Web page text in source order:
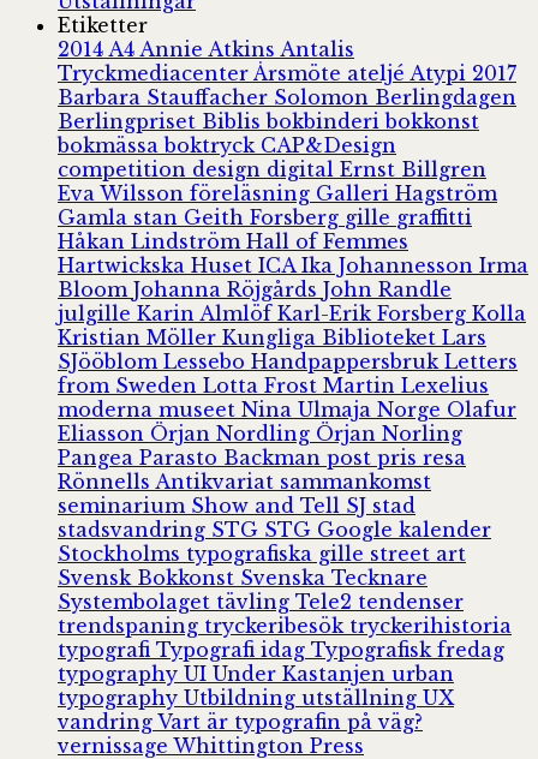
Etiketter
2014 A4 Annie Atkins Antalis
Tryckmediacenter Årsmöte ateljé Atypi 2017
Barbara Stauffacher Solomon Berlingdagen
Berlingpriset Biblisbokbinderibokkonst
bokmässaboktryck CAP&Design
competition design digital Ernst Billgren
Eva Wilsson föreläsning Galleri Hagström
Gamla stan Geith Forsberg gille graffitti
Håkan Lindström Hall of Femmes
Hartwickska Huset ICA Ika Johannesson Irma
Bloom Johanna Röjgårds John Randle
julgille Karin Almlöf Karl-Erik Forsberg Kolla
Kristian Möller Kungliga Biblioteket Lars
SJööblom Lessebo Handpappersbruk Letters
from Sweden Lotta Frost Martin Lexelius
moderna museet Nina Ulmaja Norge Olafur
Eliasson Örjan Nordling Örjan Norling
Pangea Parasto Backman post pris resa
Rönnells Antikvariat sammankomst
seminarium Show and Tell SJ stad
stadsvandring STG STG Google kalender
Stockholms typografiska gille street art
Svensk Bokkonst Svenska Tecknare
Systembolaget tävling Tele2 tendenser
trendspaning tryckeribesök tryckerihistoria
typografi Typografi idag Typografisk fredag
typography UI Under Kastanjen urban
typography Utbildning utställning UX
vandring Vart är typografin på väg?
vernissage Whittington Press